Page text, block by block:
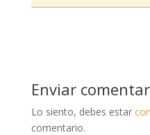
Enviar
Lo siento, debes estar
comentario.